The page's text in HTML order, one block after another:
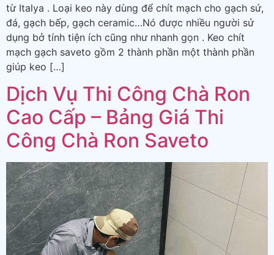
từ Italya . Loại keo này dùng để chít mạch cho gạch sứ,
đá, gạch bếp, gạch ceramic…Nó được nhiều người sử
dụng bở tính tiện ích cũng như nhanh gọn . Keo chít
mạch gạch saveto gồm 2 thành phần một thành phần
giúp keo […]
Dịch Vụ Thi Công Chà Ron
Cao Cấp – Bảng Giá Thi
Công Chà Ron Saveto